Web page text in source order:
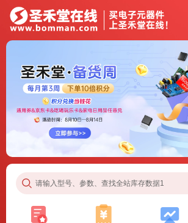
请输入型号、参数、查找全站库存数据1